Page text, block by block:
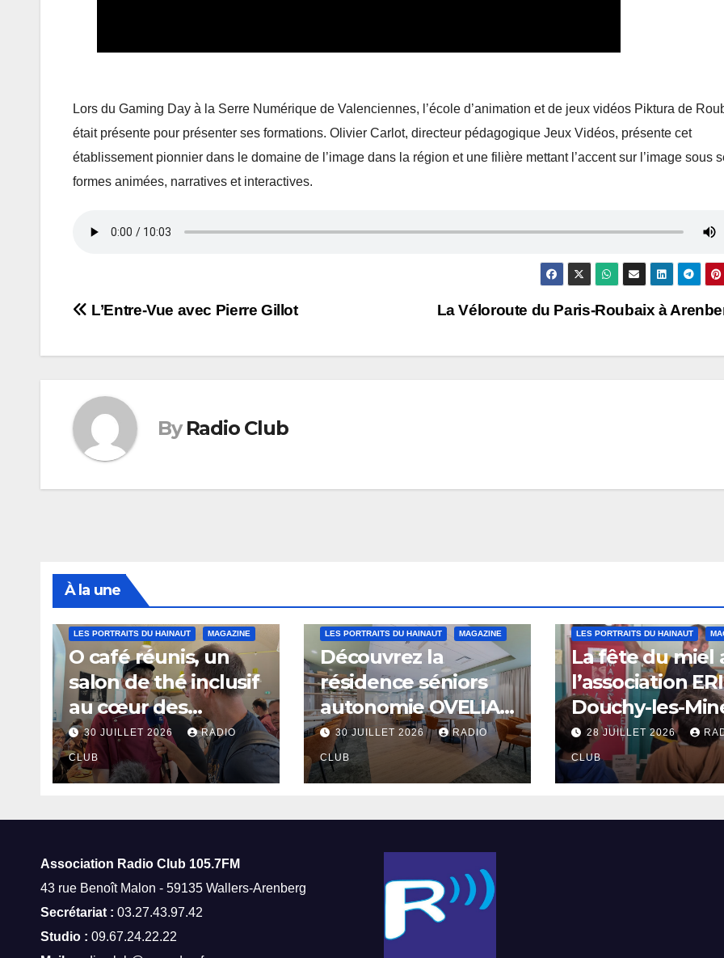
Lors du Gaming Day à la Serre Numérique de Valenciennes, l’école d’animation et de jeux vidéos Piktura de
était présente pour présenter ses formations. Olivier Carlot, directeur pédagogique Jeux Vidéos, présente cet
établissement pionnier dans le domaine de l’image dans la région et une filière mettant l’accent sur l’image sous
formes animées, narratives et interactives.
Navigation
de
La Véloroute du Paris-Roubaix à
L’Entre-Vue avec Pierre Gillot
By Radio Club
À la une
LES PORTRAITS DU HAINAUT MAGAZINE
O café réunis, un
salon de thé inclusif
au cœur des
thermes de Saint-
Amand-les-Eaux
30 JUILLET 2026 RADIO
CLUB
LES PORTRAITS DU HAINAUT MAGAZINE
Découvrez la
résidence séniors
autonomie OVELIA
à Saint-Saulve
30 JUILLET 2026 RADIO
CLUB
LES PORTRAITS DU HAINAUT
La fête du miel
l’association
Douchy-les-
28 JUILLET 2026
CLUB
Association Radio Club 105.7FM
43 rue Benoît Malon - 59135 Wallers-Arenberg
Secrétariat : 03.27.43.97.42
Studio : 09.67.24.22.22